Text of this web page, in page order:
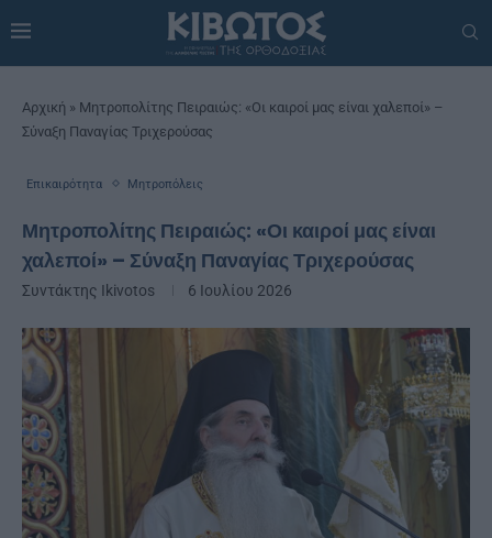
Αρχική » Μητροπολίτης Πειραιώς: «Οι καιροί μας είναι χαλεποί» –
Σύναξη Παναγίας Τριχερούσας
Επικαιρότητα Μητροπόλεις
Μητροπολίτης Πειραιώς: «Οι καιροί μας είναι
χαλεποί» – Σύναξη Παναγίας Τριχερούσας
Συντάκτης Ikivotos 6 Ιουλίου 2026